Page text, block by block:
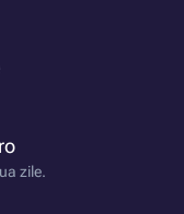
zile.